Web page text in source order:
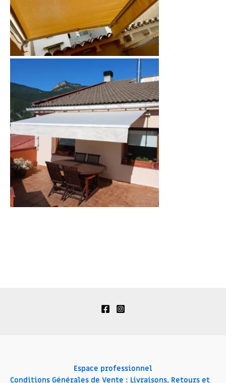
Espace professionnel
Conditions Générales de Vente : Livraisons, Retours et